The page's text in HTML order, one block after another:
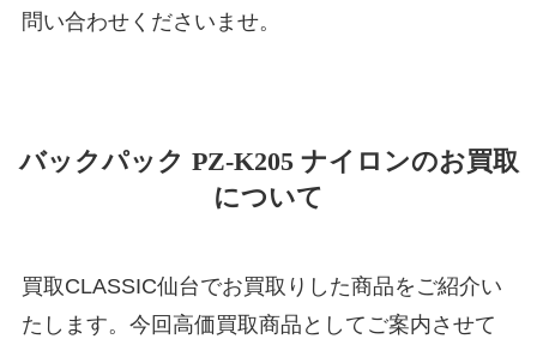
問い合わせくださいませ。
バックパック PZ-K205 ナイロンのお買取
について
買取CLASSIC仙台でお買取りした商品をご紹介い
たします。今回高価買取商品としてご案内させて